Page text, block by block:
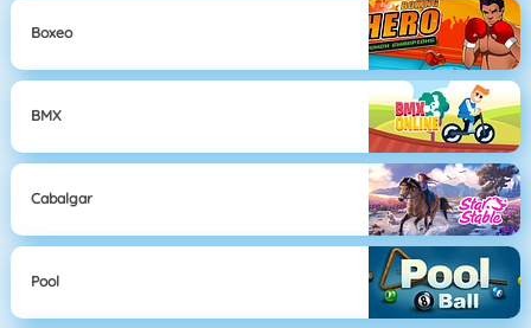
Boxeo
BMX
Cabalgar
Pool